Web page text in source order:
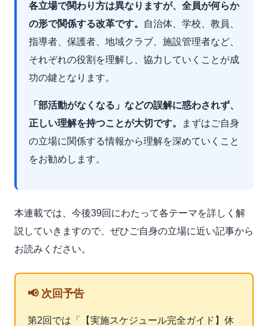
各立場で関わり方は異なりますが、全員が何らか
の形で関係する改革です。
自治体、学校、教員、
指導者、保護者、地域クラブ、施設管理者など、
それぞれの役割を理解し、協力していくことが成
功の鍵となります。
「部活動がなくなる」などの誤解に惑わされず、
正しい理解を持つことが大切です。
まずはご自身
の立場に関係する情報から理解を深めていくこと
をお勧めします。
本連載では、今後39回にわたって各テーマを詳しく解
説していきますので、ぜひご自身の立場に近い記事から
お読みください。
📢 次回予告
第2回では「【実施スケジュール完全ガイド】休